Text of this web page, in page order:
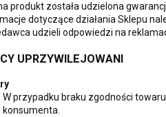
produkt została udzielona
dotyczące działania Sklepu
udzieli odpowiedzi na
UPRZYWILEJOWANI
W przypadku braku zgodności
konsumenta.